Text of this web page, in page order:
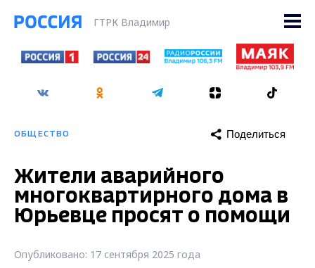
ГТРК Владимир
ОБЩЕСТВО Поделиться
Жители аварийного
многоквартирного дома в
Юрьевце просят о помощи
Опубликовано: 17 сентября 2025 года